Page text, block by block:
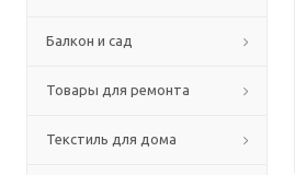
Балкон и сад
Товары для ремонта
Текстиль для дома